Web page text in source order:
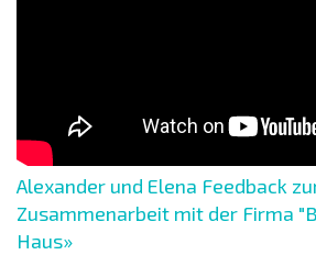
Alexander und Elena Feedback
Zusammenarbeit mit der Firma
Haus»